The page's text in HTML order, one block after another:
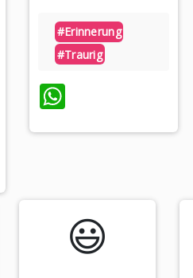
#erinnerung
#traurig
WhatsApp
😃️